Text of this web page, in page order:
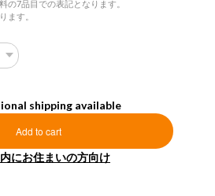
の7品目での表記となります。
ます。
shipping available
Add to cart
にお住まいの方向け